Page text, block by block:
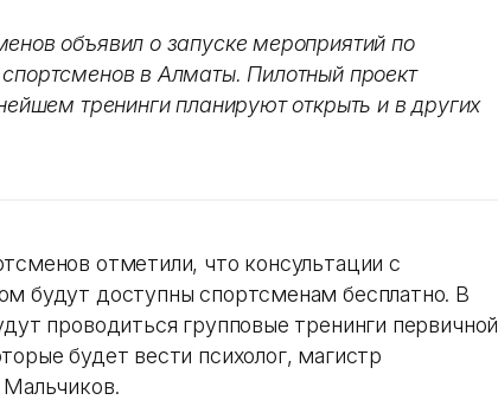
объявил о запуске мероприятий по
в Алматы. Пилотный проект
тренинги планируют открыть и в других
отметили, что консультации с
будут доступны спортсменам бесплатно. В
проводиться групповые тренинги первичной
будет вести психолог, магистр
Мальчиков.